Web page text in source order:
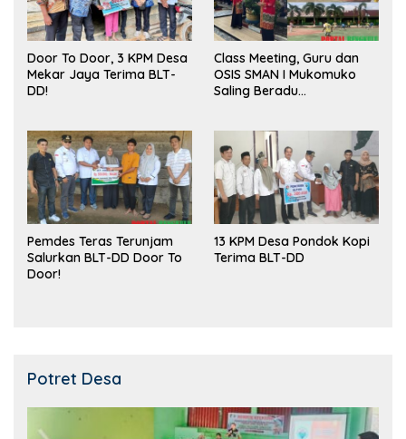
Door To Door, 3 KPM Desa
Mekar Jaya Terima BLT-
DD!
Class Meeting, Guru dan
OSIS SMAN I Mukomuko
Saling Beradu
Pemdes Teras Terunjam
Salurkan BLT-DD Door To
Door!
13 KPM Desa Pondok Kopi
Terima BLT-DD
Potret Desa